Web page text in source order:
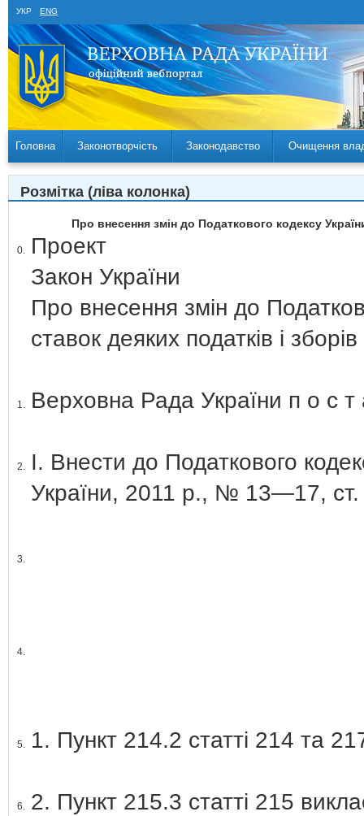
УКР ENG
Головна Законотворчість Законодавство Очищення
Розмітка (ліва колонка)
Про внесення змін до Податкового кодексу
0.
Проект
Закон України
Про внесення змін до
ставок деяких податків і зборів
1. Верховна Рада України п о с
2.
І. Внести до Податкового
України, 2011 р., № 13—17, ст.
3.
4.
5. 1. Пункт 214.2 статті 214 та
6. 2. Пункт 215.3 статті 215